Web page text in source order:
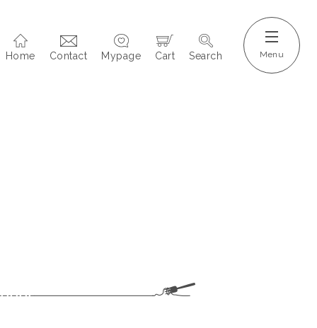
Home Contact Mypage Cart Search